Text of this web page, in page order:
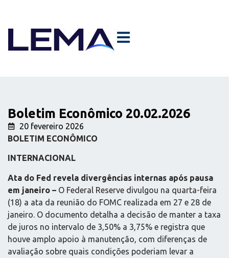
Boletim Econômico 20.02.2026
20 fevereiro 2026
BOLETIM ECONÔMICO
INTERNACIONAL
Ata do Fed revela divergências internas após pausa
em janeiro – O Federal Reserve divulgou na quarta-feira
(18) a ata da reunião do FOMC realizada em 27 e 28 de
janeiro. O documento detalha a decisão de manter a taxa
de juros no intervalo de 3,50% a 3,75% e registra que
houve amplo apoio à manutenção, com diferenças de
avaliação sobre quais condições poderiam levar a